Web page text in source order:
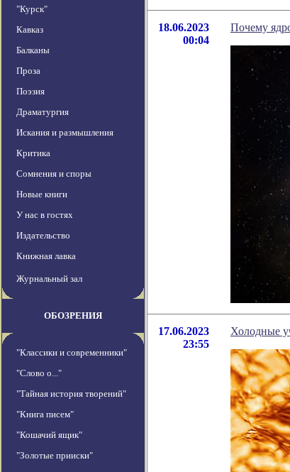
"Курск"
Кавказ
Балканы
Проза
Поэзия
Драматургия
Искания и размышления
Критика
Сомнения и споры
Новые книги
У нас в гостях
Издательство
Книжная лавка
Журнальный зал
ОБОЗРЕНИЯ
"Классики и современники"
"Слово о..."
"Тайная история творений"
"Книга писем"
"Кошачий ящик"
"Золотые прииски"
18.06.2023
00:04
Почему
17.06.2023
23:55
Холодные